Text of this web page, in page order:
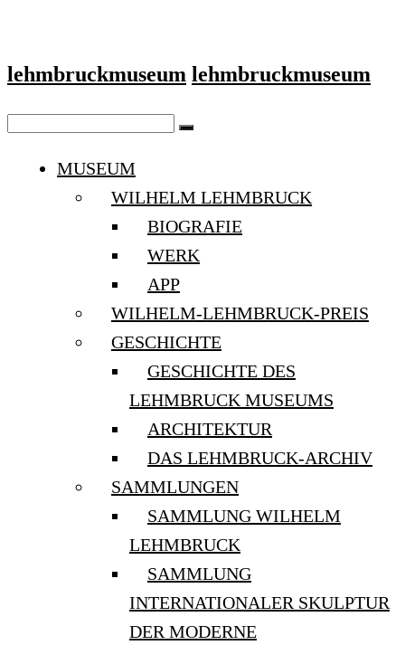
lehmbruckmuseum lehmbruckmuseum
MUSEUM
WILHELM LEHMBRUCK
BIOGRAFIE
WERK
APP
WILHELM-LEHMBRUCK-PREIS
GESCHICHTE
GESCHICHTE DES
LEHMBRUCK MUSEUMS
ARCHITEKTUR
DAS LEHMBRUCK-ARCHIV
SAMMLUNGEN
SAMMLUNG WILHELM
LEHMBRUCK
SAMMLUNG
INTERNATIONALER SKULPTUR
DER MODERNE